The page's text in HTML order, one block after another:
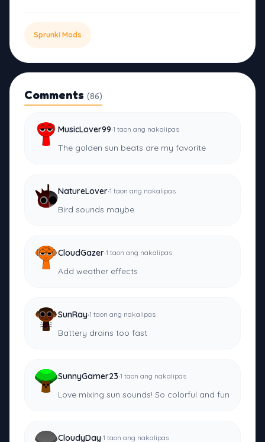
Sprunki Mods
Comments (86)
MusicLover99·1 taon ang nakalipas
The golden sun beats are my favorite
NatureLover·1 taon ang nakalipas
Bird sounds maybe
CloudGazer·1 taon ang nakalipas
Add weather effects
SunRay·1 taon ang nakalipas
Battery drains too fast
SunnyGamer23·1 taon ang nakalipas
Love mixing sun sounds! So colorful and fun
CloudyDay·1 taon ang nakalipas